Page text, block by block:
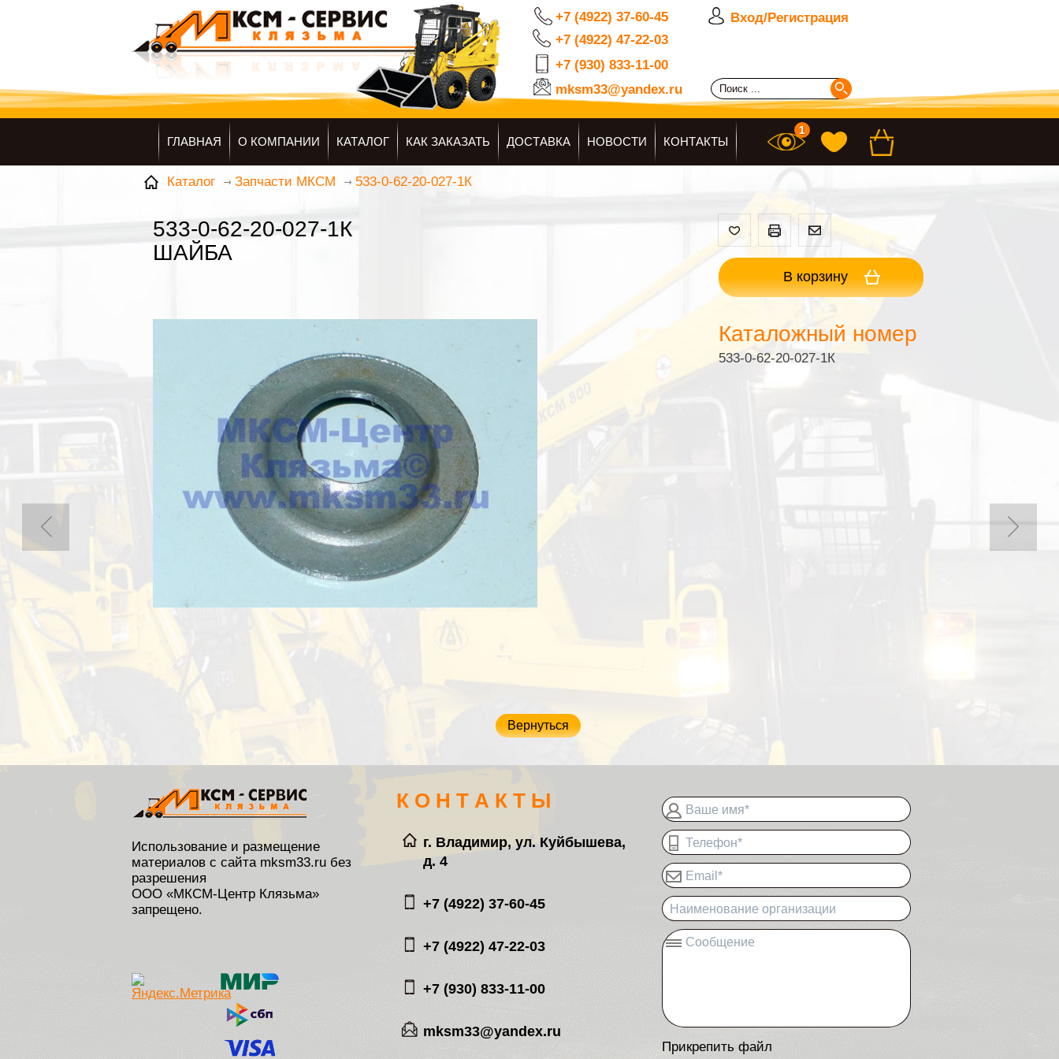
mksm33@yandex.ru
+7 (4922) 37-60-45
+7 (4922) 47-22-03
+7 (930) 833-11-00
Вход/Регистрация
ГЛАВНАЯ О КОМПАНИИ КАТАЛОГ КАК ЗАКАЗАТЬ ДОСТАВКА НОВОСТИ КОНТАКТЫ
Каталог Запчасти МКСМ 533-0-62-20-027-1К
533-0-62-20-027-1К
ШАЙБА
В корзину
Каталожный номер
533-0-62-20-027-1К
Вернуться
Использование и размещение
материалов с сайта mksm33.ru без
разрешения
ООО «МКСМ-Центр Клязьма»
запрещено.
К О Н Т А К Т Ы
г. Владимир, ул. Куйбышева,
д. 4
+7 (4922) 37-60-45
+7 (4922) 47-22-03
+7 (930) 833-11-00
mksm33@yandex.ru
Ваше имя*
Телефон*
Email*
Наименование организации
Сообщение
Прикрепить файл